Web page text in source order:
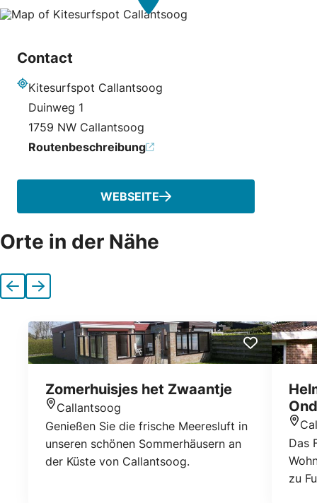
Contact
Kitesurfspot Callantsoog
Duinweg 1
1759 NW Callantsoog
Routenbeschreibung
WEBSEITE
Orte in der Nähe
VorherigeNächste
Zomerhuisjes het Zwaantje
Callantsoog
Genießen Sie die frische Meeresluft in
unseren schönen Sommerhäusern an
der Küste von Callantsoog.
Das
zu